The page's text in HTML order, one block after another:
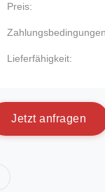
Preis:
Lieferfähigkeit:
Jetzt anfragen